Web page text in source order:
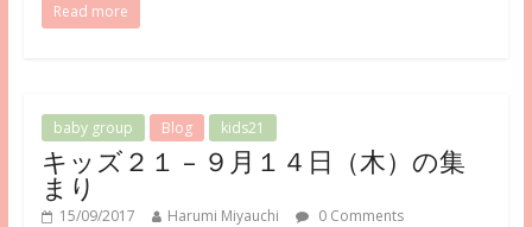
Read more
baby group Blog kids21
キッズ２１ – ９月１４日（木）の集
まり
15/09/2017 Harumi Miyauchi 0 Comments